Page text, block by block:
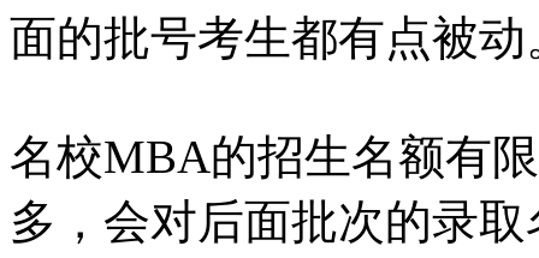
面的批号考生都有点被动
名校MBA的招生名额有
多，会对后面批次的录